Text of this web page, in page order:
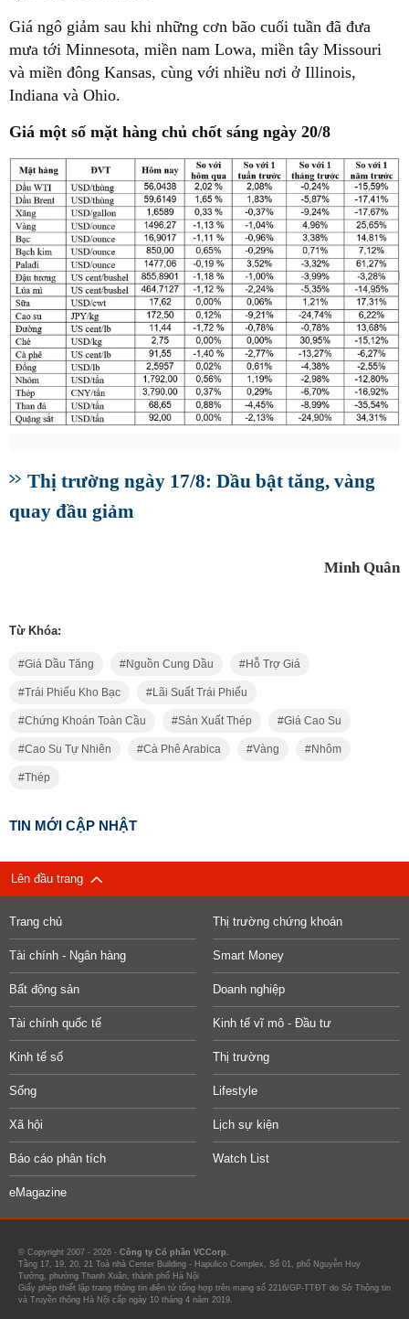
Giá ngô giảm sau khi những cơn bão cuối tuần đã đưa
mưa tới Minnesota, miền nam Lowa, miền tây Missouri
và miền đông Kansas, cùng với nhiều nơi ở Illinois,
Indiana và Ohio.
Giá một số mặt hàng chủ chốt sáng ngày 20/8
Thị trường ngày 17/8: Dầu bật tăng, vàng
quay đầu giảm
Minh Quân
Từ Khóa:
Giá Dầu Tăng Nguồn Cung Dầu Hỗ Trợ Giá
Trái Phiếu Kho Bạc Lãi Suất Trái Phiếu
Chứng Khoán Toàn Cầu Sản Xuất Thép Giá Cao Su
Cao Su Tự Nhiên Cà Phê Arabica Vàng Nhôm
Thép
TIN MỚI CẬP NHẬT
Lên đầu trang
Trang chủ Thị trường chứng khoán
Tài chính - Ngân hàng Smart Money
Bất động sản Doanh nghiệp
Tài chính quốc tế Kinh tế vĩ mô - Đầu tư
Kinh tế số Thị trường
Sống Lifestyle
Xã hội Lịch sự kiện
Báo cáo phân tích Watch List
eMagazine
© Copyright 2007 - 2026 - Công ty Cổ phần VCCorp.
Tầng 17, 19, 20, 21 Toà nhà Center Building - Hapulico Complex, Số 01, phố Nguyễn Huy
Tưởng, phường Thanh Xuân, thành phố Hà Nội
Giấy phép thiết lập trang thông tin điện tử tổng hợp trên mạng số 2216/GP-TTĐT do Sở Thông tin
và Truyền thông Hà Nội cấp ngày 10 tháng 4 năm 2019.